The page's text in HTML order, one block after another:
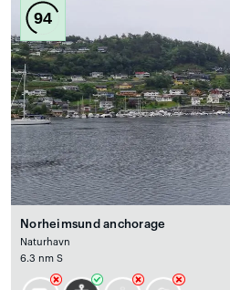
94
Norheimsund anchorage
Naturhavn
6.3 nm S